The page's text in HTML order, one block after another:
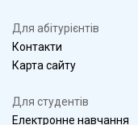
Для абітурієнтів
Контакти
Карта сайту
Для студентів
Електронне навчання